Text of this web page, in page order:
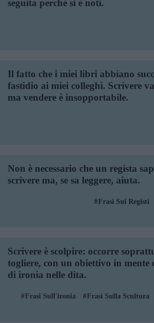
seguita perché si è noti.
Il fatto che i miei libri abbiano
fastidio ai miei colleghi. Scrivere
ma vendere è insopportabile.
Non è necessario che un regista
scrivere ma, se sa leggere, aiuta.
Frasi Sui Registi
Scrivere è scolpire: occorre
togliere, con un obiettivo in mente
di ironia nelle dita.
Frasi Sull'ironia Frasi Sulla Scultura